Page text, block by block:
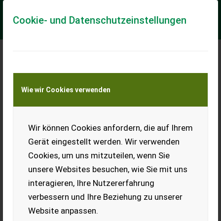
Cookie- und Datenschutzeinstellungen
Wie wir Cookies verwenden
Wir können Cookies anfordern, die auf Ihrem
Gerät eingestellt werden. Wir verwenden
Cookies, um uns mitzuteilen, wenn Sie
unsere Websites besuchen, wie Sie mit uns
interagieren, Ihre Nutzererfahrung
verbessern und Ihre Beziehung zu unserer
Website anpassen.
Meine Transportkostenanfrage
Transport von Land- und Baumaschinen –
KEINE Tiertransporte
Rinieri BioDynamic RSI 65 m
Zwischenstockmähscheibe
RINIERI - Der Spezialist im Weingarten !
✨ RINIERI Bio- Dynamic RSI ✔️ Modell : RSI 65 Heckanbau ✔️ V O
R F Ü H R G E R Ä T ✔️ in serienmässiger Ausführung ✔️ mit
EUR 6.999 inkl. 20 % MwSt.